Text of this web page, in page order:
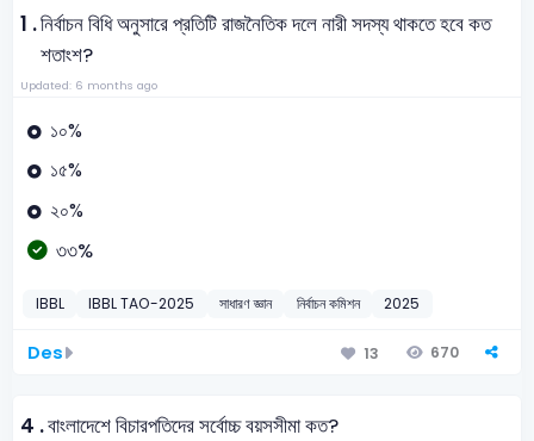
1 .নির্বাচন বিধি অনুসারে প্রতিটি রাজনৈতিক দলে নারী সদস্য থাকতে হবে কত
শতাংশ?
Updated: 6 months ago
১০%
১৫%
২০%
৩৩%
IBBL IBBL TAO-2025 সাধারণ জ্ঞান নির্বাচন কমিশন 2025
Des 13 670
4 .বাংলাদেশে বিচারপতিদের সর্বোচ্চ বয়সসীমা কত?